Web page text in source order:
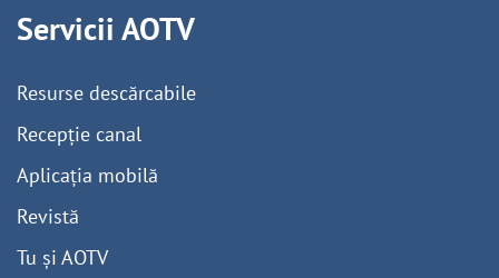
Servicii AOTV
Resurse descărcabile
Recepție canal
Aplicația mobilă
Revistă
Tu și AOTV